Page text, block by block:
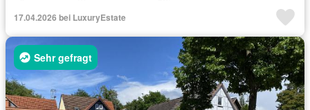
17.04.2026 bei LuxuryEstate
Sehr gefragt